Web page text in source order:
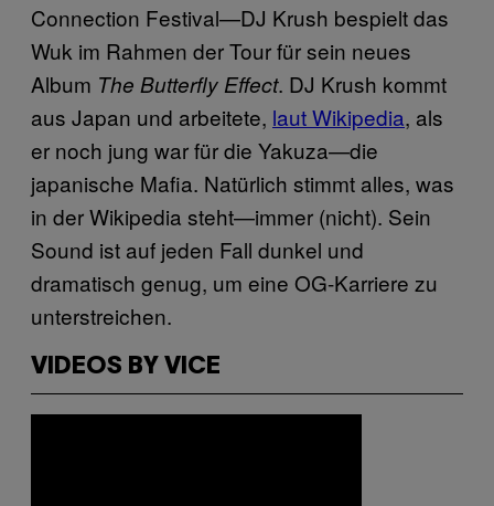
Connection Festival—DJ Krush bespielt das
Wuk im Rahmen der Tour für sein neues
Album The Butterfly Effect. DJ Krush kommt
aus Japan und arbeitete, laut Wikipedia, als
er noch jung war für die Yakuza—die
japanische Mafia. Natürlich stimmt alles, was
in der Wikipedia steht—immer (nicht). Sein
Sound ist auf jeden Fall dunkel und
dramatisch genug, um eine OG-Karriere zu
unterstreichen.
VIDEOS BY VICE